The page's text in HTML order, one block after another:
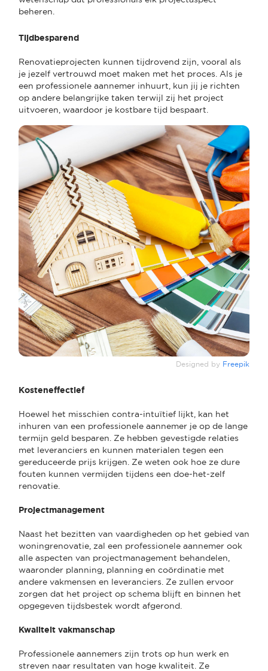
beheren.
Tijdbesparend
Renovatieprojecten kunnen tijdrovend zijn, vooral als
je jezelf vertrouwd moet maken met het proces. Als je
een professionele aannemer inhuurt, kun jij je richten
op andere belangrijke taken terwijl zij het project
uitvoeren, waardoor je kostbare tijd bespaart.
Designed by Freepik
Kosteneffectief
Hoewel het misschien contra-intuïtief lijkt, kan het
inhuren van een professionele aannemer je op de lange
termijn geld besparen. Ze hebben gevestigde relaties
met leveranciers en kunnen materialen tegen een
gereduceerde prijs krijgen. Ze weten ook hoe ze dure
fouten kunnen vermijden tijdens een doe-het-zelf
renovatie.
Projectmanagement
Naast het bezitten van vaardigheden op het gebied van
woningrenovatie, zal een professionele aannemer ook
alle aspecten van projectmanagement behandelen,
waaronder planning, planning en coördinatie met
andere vakmensen en leveranciers. Ze zullen ervoor
zorgen dat het project op schema blijft en binnen het
opgegeven tijdsbestek wordt afgerond.
Kwaliteit vakmanschap
Professionele aannemers zijn trots op hun werk en
streven naar resultaten van hoge kwaliteit. Ze